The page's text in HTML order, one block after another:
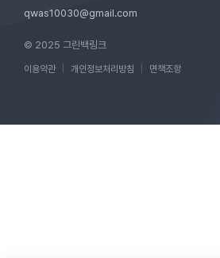
qwas10030@gmail.com
© 2025 그린백링크
이용약관 개인정보처리방침 면책조항